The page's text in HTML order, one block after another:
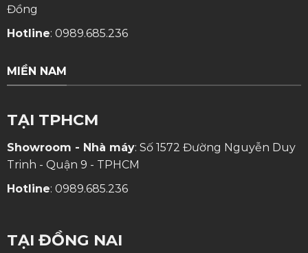
Đồng
Hotline: 0989.685.236
MIỀN NAM
TẠI TPHCM
Showroom - Nhà máy: Số 1572 Đường Nguyễn Duy
Trinh - Quận 9 - TPHCM
Hotline: 0989.685.236
TẠI ĐỒNG NAI